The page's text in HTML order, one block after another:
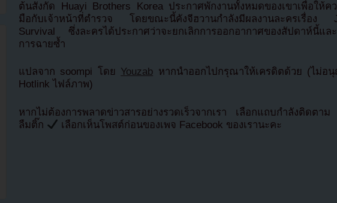
ต้นสังกัด Huayi Brothers Korea ประกาศพักงานทั้งหมดของเขาเพื่อให้ค
มือกับเจ้าหน้าที่ตำรวจ โดยขณะนี้คังจีฮวานกำลังมีผลงานละครเรื่อง
Survival ซึ่งละครได้ประกาศว่าจะยกเลิกการออกอากาศของสัปดาห์นี้แล
การฉายซ้ำ
แปลจาก soompi โดย Youzab หากนำออกไปกรุณาให้เครดิตด้วย (ไม่อ
Hotlink ไฟล์ภาพ)
หากไม่ต้องการพลาดข่าวสารอย่างรวดเร็วจากเรา เลือกแถบกำลังติดตา
ลืมติ๊ก
เลือกเห็นโพสต์ก่อนของเพจ Facebook ของเรานะคะ